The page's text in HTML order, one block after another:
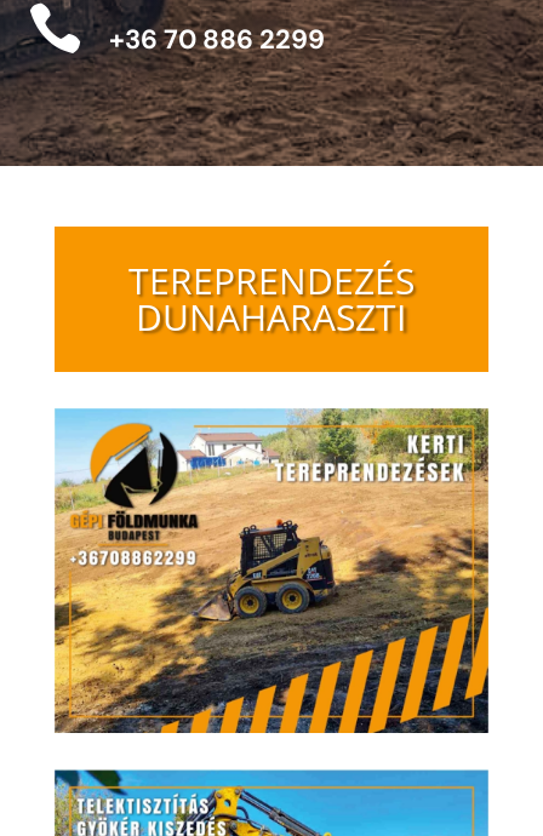
 +36 70 886 2299
TEREPRENDEZÉS
DUNAHARASZTI